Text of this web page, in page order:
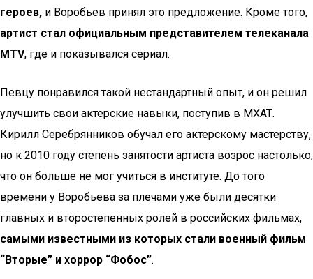
героев, и Воробьев принял это предложение. Кроме того,
артист стал официальным представителем телеканала
MTV, где и показывался сериал.
Певцу понравился такой нестандартный опыт, и он решил
улучшить свои актерские навыки, поступив в МХАТ.
Кирилл Серебрянников обучал его актерскому мастерству,
но к 2010 году степень занятости артиста возрос настолько,
что он больше не мог учиться в институте. До того
времени у Воробьева за плечами уже были десятки
главных и второстепенных ролей в российских фильмах,
самыми известными из которых стали военный фильм
“Вторые” и хоррор “Фобос”.